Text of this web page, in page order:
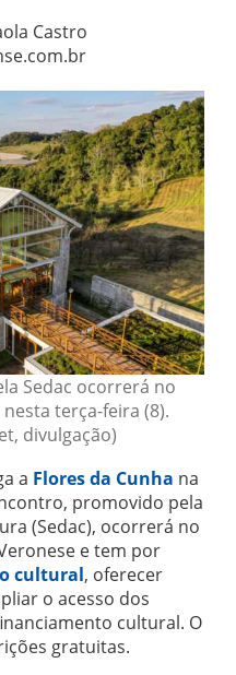
Castro
Sedac ocorrerá no
terça-feira (8).
divulgação)
a Flores da Cunha na
promovido pela
(Sedac), ocorrerá no
e tem por
cultural, oferecer
o acesso dos
cultural. O
gratuitas.